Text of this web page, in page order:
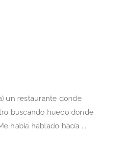
un restaurante donde
buscando hueco donde
había hablado hacía ...